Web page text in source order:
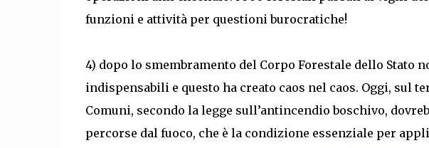
funzioni e attività per questioni burocratiche!
4) dopo lo smembramento del Corpo Forestale dello Stato
indispensabili e questo ha creato caos nel caos. Oggi, sul
Comuni, secondo la legge sull’antincendio boschivo,
percorse dal fuoco, che è la condizione essenziale per